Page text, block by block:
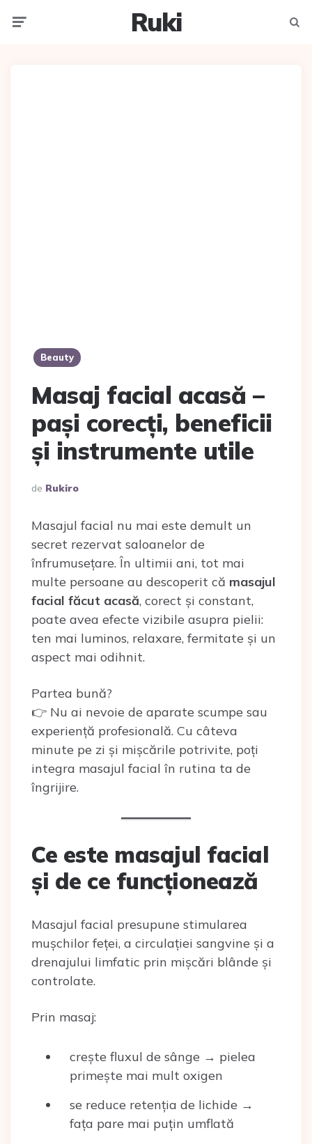
Ruki
Beauty
Masaj facial acasă –
pași corecți, beneficii
și instrumente utile
Scris
De Rukiro
Masajul facial nu mai este demult un
secret rezervat saloanelor de
înfrumusețare. În ultimii ani, tot mai
multe persoane au descoperit că masajul
facial făcut acasă, corect și constant,
poate avea efecte vizibile asupra pielii:
ten mai luminos, relaxare, fermitate și un
aspect mai odihnit.
Partea bună?
👉 Nu ai nevoie de aparate scumpe sau
experiență profesională. Cu câteva
minute pe zi și mișcările potrivite, poți
integra masajul facial în rutina ta de
îngrijire.
Ce este masajul facial
și de ce funcționează
Masajul facial presupune stimularea
mușchilor feței, a circulației sangvine și a
drenajului limfatic prin mișcări blânde și
controlate.
Prin masaj:
crește fluxul de sânge → pielea
primește mai mult oxigen
se reduce retenția de lichide →
fața pare mai puțin umflată